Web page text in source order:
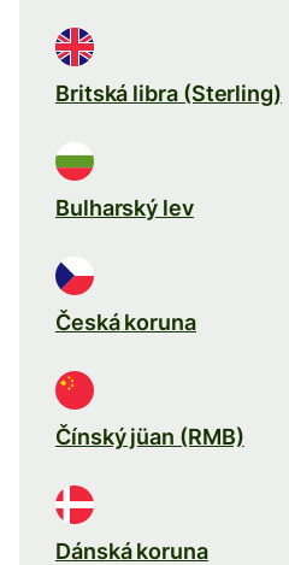
Britská libra (Sterling)
Bulharský lev
Česká koruna
Čínský jüan (RMB)
Dánská koruna